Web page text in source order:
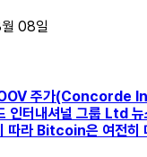
08일
주가(Concorde
터내셔널 그룹 Ltd
따라 Bitcoin은 여전히